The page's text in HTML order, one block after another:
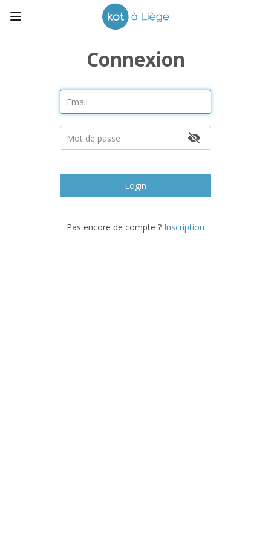
Connexion
Login
Pas encore de compte ? Inscription